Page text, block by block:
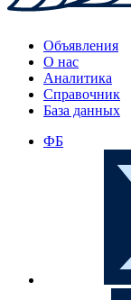
Объявления
О нас
Аналитика
Справочник
База данных
ФБ